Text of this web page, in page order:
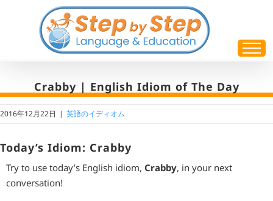
Crabby | English Idiom of The Day
2016年12月22日 | 英語のイディオム
Today’s Idiom: Crabby
Try to use today’s English idiom, Crabby, in your next
conversation!